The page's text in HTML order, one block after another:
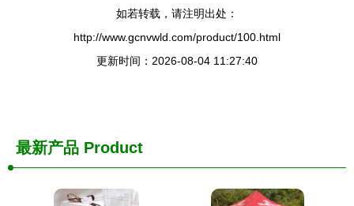
如若转载，请注明出处：
http://www.gcnvwld.com/product/100.html
更新时间：2026-08-04 11:27:40
最新产品 Product